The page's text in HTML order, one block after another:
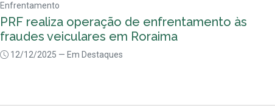
Enfrentamento
PRF realiza operação de enfrentamento às
fraudes veiculares em Roraima
12/12/2025 — Em Destaques